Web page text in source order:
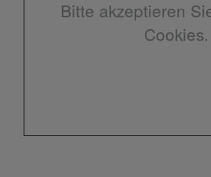
Bitte akzeptieren
Cookies.